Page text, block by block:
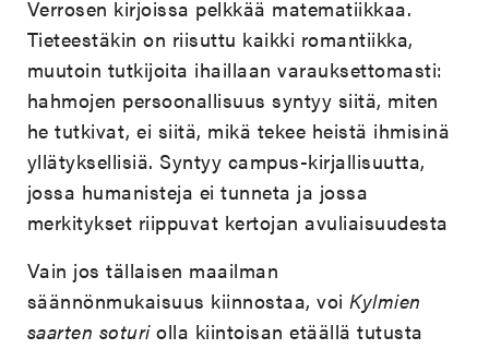
Verrosen kirjoissa pelkkää matematiikkaa.
Tieteestäkin on riisuttu kaikki romantiikka,
muutoin tutkijoita ihaillaan varauksettomasti:
hahmojen persoonallisuus syntyy siitä, miten
he tutkivat, ei siitä, mikä tekee heistä ihmisinä
yllätyksellisiä. Syntyy campus-kirjallisuutta,
jossa humanisteja ei tunneta ja jossa
merkitykset riippuvat kertojan avuliaisuudesta
Vain jos tällaisen maailman
säännönmukaisuus kiinnostaa, voiKylmien
saarten soturiolla kiintoisan etäällä tutusta